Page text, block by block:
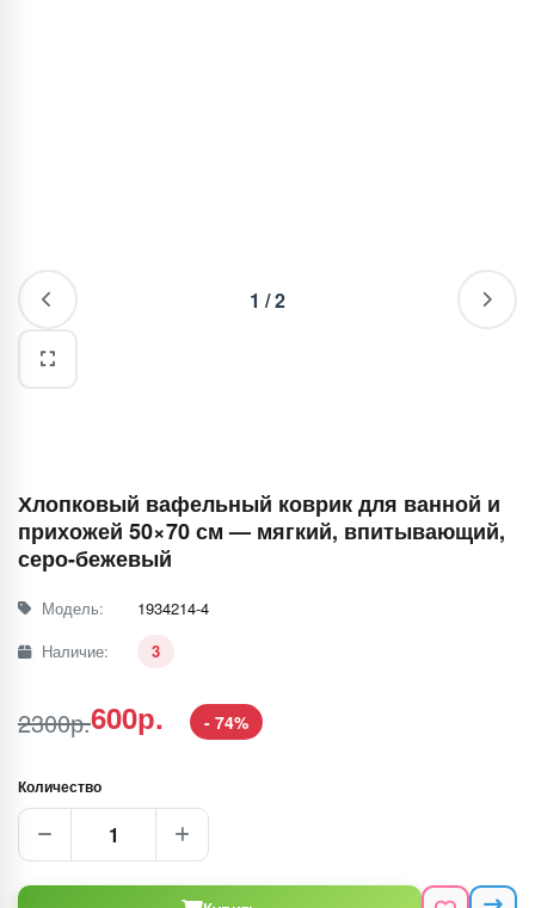
1 /2
Хлопковый вафельный коврик для ванной и
прихожей 50×70 см — мягкий, впитывающий,
серо-бежевый
Модель:
1934214-4
Наличие:
3
2300р.600р. - 74%
Количество